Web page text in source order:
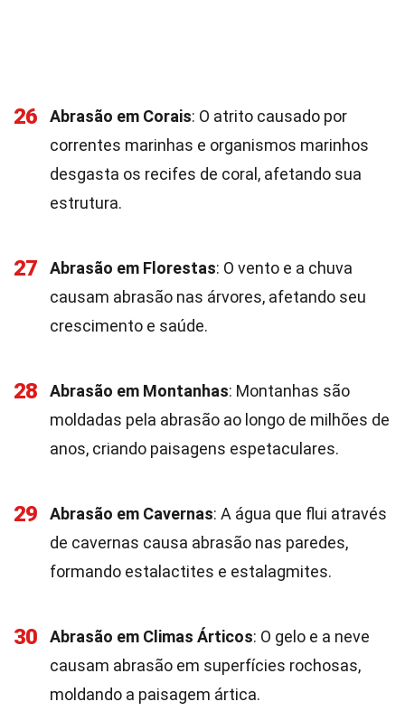
26 Abrasão em Corais: O atrito causado por
correntes marinhas e organismos marinhos
desgasta os recifes de coral, afetando sua
estrutura.
27 Abrasão em Florestas: O vento e a chuva
causam abrasão nas árvores, afetando seu
crescimento e saúde.
28 Abrasão em Montanhas: Montanhas são
moldadas pela abrasão ao longo de milhões de
anos, criando paisagens espetaculares.
29 Abrasão em Cavernas: A água que flui através
de cavernas causa abrasão nas paredes,
formando estalactites e estalagmites.
30 Abrasão em Climas Árticos: O gelo e a neve
causam abrasão em superfícies rochosas,
moldando a paisagem ártica.